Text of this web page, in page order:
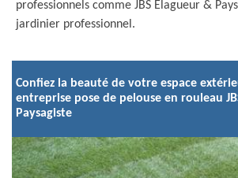
professionnels comme JBS Elagueur &
jardinier professionnel.
Confiez la beauté de votre espace
entreprise pose de pelouse en rouleau
Paysagiste